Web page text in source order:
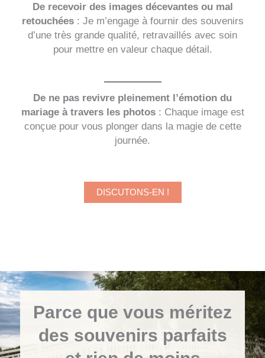
De recevoir des images décevantes ou mal
retouchées: Je m’engage à fournir des souvenirs
d’une très grande qualité, retravaillés avec soin
pour mettre en valeur chaque détail.
De ne pas revivre pleinement l’émotion du
mariage à travers les photos: Chaque image est
conçue pour vous plonger dans la magie de cette
journée.
DISCUTONS-EN !
Parce que vous méritez
des souvenirs parfaits